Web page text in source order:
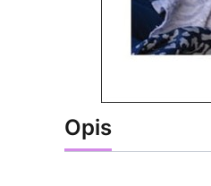
Opis